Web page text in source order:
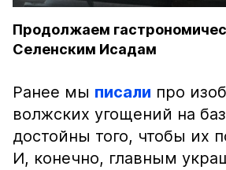
Продолжаем
Селенским Исадам
Ранее мы писали про
волжских угощений на
достойны того, чтобы их
И, конечно, главным